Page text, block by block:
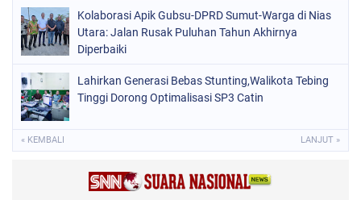
Kolaborasi Apik Gubsu-DPRD Sumut-Warga di Nias
Utara: Jalan Rusak Puluhan Tahun Akhirnya
Diperbaiki
Lahirkan Generasi Bebas Stunting,Walikota Tebing
Tinggi Dorong Optimalisasi SP3 Catin
« KEMBALI LANJUT »